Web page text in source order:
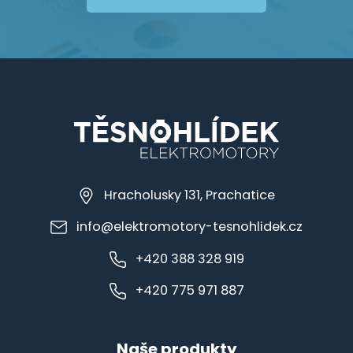
Hracholusky 131, Prachatice
info@elektromotory-tesnohlidek.cz
+420 388 328 919
+420 775 971 887